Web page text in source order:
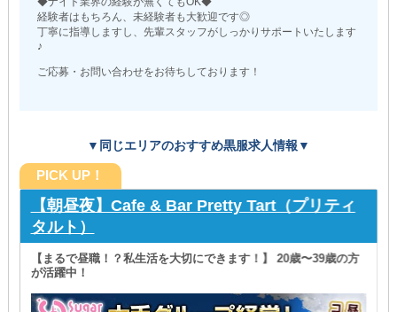
経験者はもちろん、未経験者も大歓迎です◎
丁寧に指導しますし、先輩スタッフがしっかりサポートいたします
♪
ご応募・お問い合わせをお待ちしております！
▼同じエリアのおすすめ黒服求人情報▼
PICK UP！
【朝昼夜】Cafe & Bar Pretty Tart（プリティ
タルト）
【まるで昼職！？私生活を大切にできます！】 20歳〜39歳の方
が活躍中！